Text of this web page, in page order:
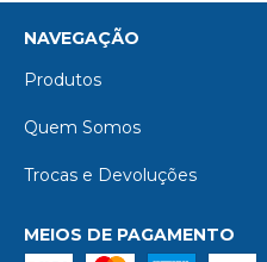
NAVEGAÇÃO
Produtos
Quem Somos
Trocas e Devoluções
MEIOS DE PAGAMENTO